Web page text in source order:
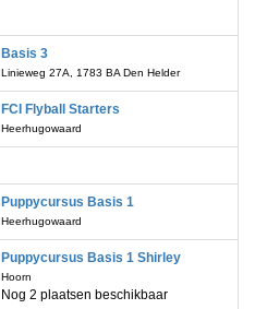
Basis 3
Linieweg 27A, 1783 BA Den Helder
FCI Flyball Starters
Heerhugowaard
Puppycursus Basis 1
Heerhugowaard
Puppycursus Basis 1 Shirley
Hoorn
Nog 2 plaatsen beschikbaar